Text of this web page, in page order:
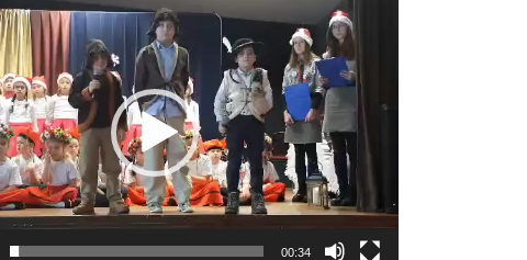
00:34